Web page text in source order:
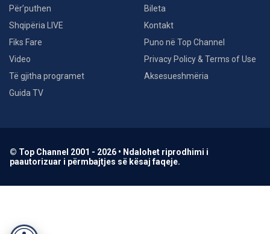
Për’puthen
Shqipëria LIVE
Fiks Fare
Video
Të gjitha programet
Guida TV
Bileta
Kontakt
Puno në Top Channel
Privacy Policy & Terms of Use
Aksesueshmëria
© Top Channel 2001 - 2026 • Ndalohet riprodhimi i
paautorizuar i përmbajtjes së kësaj faqeje.